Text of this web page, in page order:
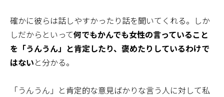
確かに彼らは話しやすかったり話を聞いてくれる。しか
しだからといって何でもかんでも女性の言っていること
を「うんうん」と肯定したり、褒めたりしているわけで
はないと分かる。
「うんうん」と肯定的な意見ばかりな言う人に対して私